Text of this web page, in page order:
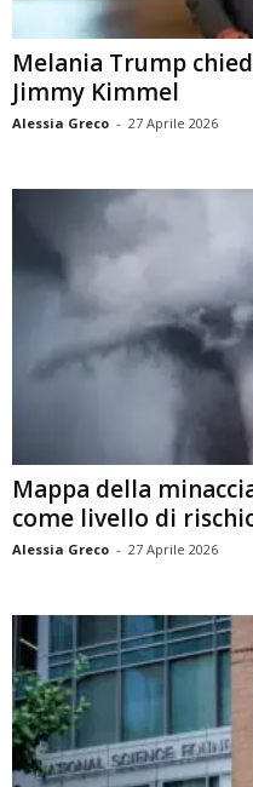
Melania Trump
Jimmy Kimmel
Alessia Greco - 27 Aprile 2026
Mappa della
come livello di
Alessia Greco - 27 Aprile 2026